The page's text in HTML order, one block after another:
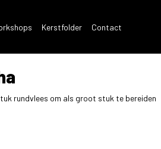
Kerstfolder Contact
rundvlees om als groot stuk te bereiden